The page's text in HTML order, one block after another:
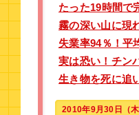
たった19時間で
霧の深い山に現
失業率94％！平
実は恐い！チン
生き物を死に追
2010年9月30日（木